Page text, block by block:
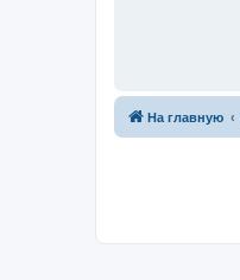
На главную